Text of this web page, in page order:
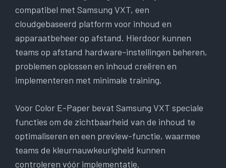
compatibel met Samsung VXT, een
cloudgebaseerd platform voor inhoud en
apparaatbeheer op afstand. Hierdoor kunnen
teams op afstand hardware-instellingen beheren,
problemen oplossen en inhoud creëren en
implementeren met minimale training.
Voor Color E-Paper bevat Samsung VXT speciale
functies om de zichtbaarheid van de inhoud te
optimaliseren en een preview-functie, waarmee
teams de kleurnauwkeurigheid kunnen
controleren vóór implementatie.